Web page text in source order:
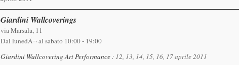
Giardini Wallcoverings
via Marsala, 11
Dal lunedÃ¬ al sabato 10:00 - 19:00
Giardini Wallcovering Art Performance: 12, 13, 14, 15, 16, 17 aprile 2011